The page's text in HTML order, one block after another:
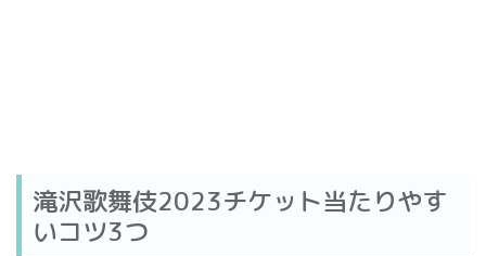
滝沢歌舞伎2023チケット当たりやす
いコツ3つ